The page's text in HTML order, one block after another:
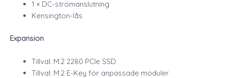
1 × DC-strömanslutning
Kensington-lås
Expansion
Tillval: M.2 2280 PCIe SSD
Tillval: M.2 E-Key för anpassade moduler